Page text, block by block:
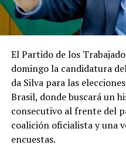
El Partido de los
domingo la candidatura
da Silva para las
Brasil, donde buscará un
consecutivo al frente del
coalición oficialista y una
encuestas.